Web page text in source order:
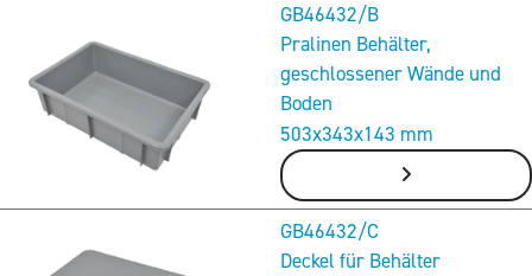
GB46432/B
Pralinen Behälter,
geschlossener Wände und
Boden
503x343x143 mm
GB46432/C
Deckel für Behälter